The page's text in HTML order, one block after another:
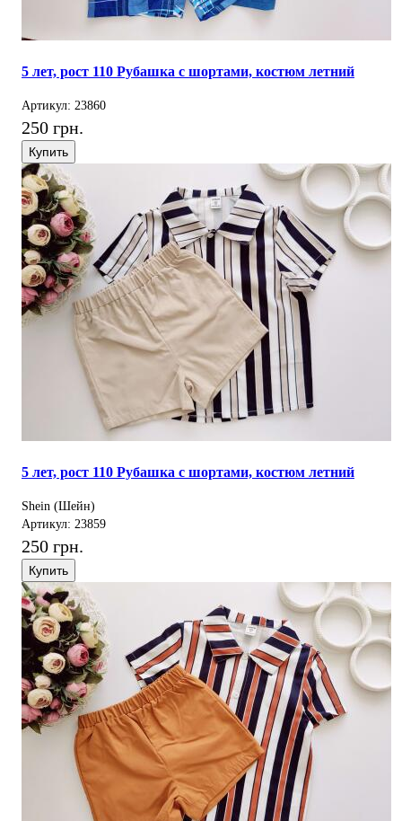
5 лет, рост 110 Рубашка с шортами, костюм летний
Артикул: 23860
250 грн.
Купить
5 лет, рост 110 Рубашка с шортами, костюм летний
Shein (Шейн)
Артикул: 23859
250 грн.
Купить